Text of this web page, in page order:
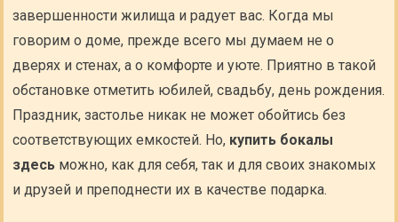
завершенности жилища и радует вас. Когда мы
говорим о доме, прежде всего мы думаем не о
дверях и стенах, а о комфорте и уюте. Приятно в такой
обстановке отметить юбилей, свадьбу, день рождения.
Праздник, застолье никак не может обойтись без
соответствующих емкостей. Но, купить бокалы
здесь можно, как для себя, так и для своих знакомых
и друзей и преподнести их в качестве подарка.